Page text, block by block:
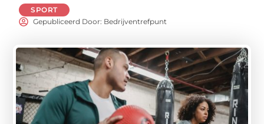
SPORT
Gepubliceerd Door: Bedrijventrefpunt